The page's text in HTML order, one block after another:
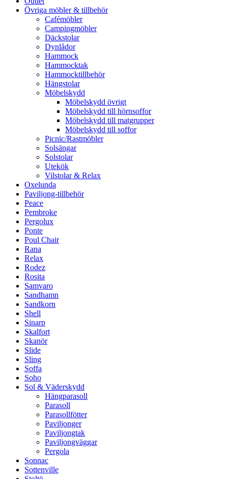
Övriga möbler & tillbehör
Cafémöbler
Campingmöbler
Däckstolar
Dynlådor
Hammock
Hammocktak
Hammocktillbehör
Hängstolar
Möbelskydd
Möbelskydd övrigt
Möbelskydd till hörnsoffor
Möbelskydd till matgrupper
Möbelskydd till soffor
Picnic/Rastmöbler
Solsängar
Solstolar
Utekök
Vilstolar & Relax
Oxelunda
Paviljong-tillbehör
Peace
Pembroke
Pergolux
Ponte
Poul Chair
Rana
Relax
Rodez
Rosita
Samvaro
Sandhamn
Sandkorn
Shell
Sinarp
Skalfort
Skanör
Slide
Sling
Soffa
Soho
Sol & Väderskydd
Hängparasoll
Parasoll
Parasollfötter
Paviljonger
Paviljongtak
Paviljongväggar
Pergola
Sonnac
Sottenville